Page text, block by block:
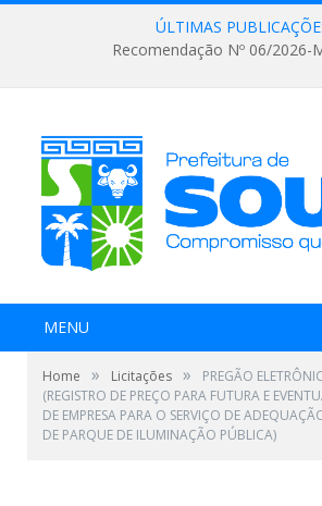
ÚLTIMAS
Recomendação Nº 06/2026-
MENU
Home » Licitações »
PREGÃO
(REGISTRO DE PREÇO PARA FUTURA E
DE EMPRESA PARA O SERVIÇO DE
DE PARQUE DE ILUMINAÇÃO PÚBLICA)